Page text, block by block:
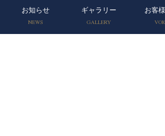
お知らせ
NEWS
ギャラリー
GALLERY
お客